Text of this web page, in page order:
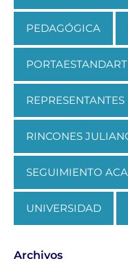
PEDAGÓGICA
RINCONES
SEGUIMIENTO
UNIVERSIDAD
Archivos